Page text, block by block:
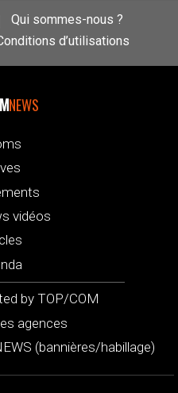
Qui sommes-nous ?
d’utilisations
NEWS
vidéos
by TOP/COM
agences
(bannières/habillage)